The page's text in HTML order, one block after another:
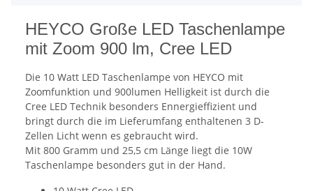
HEYCO Große LED Taschenlampe
mit Zoom 900 lm, Cree LED
Die 10 Watt LED Taschenlampe von HEYCO mit
Zoomfunktion und 900lumen Helligkeit ist durch die
Cree LED Technik besonders Ennergieffizient und
bringt durch die im Lieferumfang enthaltenen 3 D-
Zellen Licht wenn es gebraucht wird.
Mit 800 Gramm und 25,5 cm Länge liegt die 10W
Taschenlampe besonders gut in der Hand.